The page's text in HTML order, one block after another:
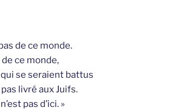
de ce monde.
ce monde,
qui se seraient battus
livré aux Juifs.
pas d’ici. »